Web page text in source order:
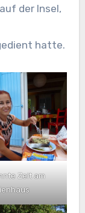
der Insel,
hatte.
Zeit am